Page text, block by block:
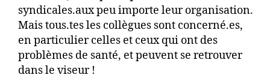
syndicales.aux peu importe leur organisation.
Mais tous.tes les collègues sont concerné.es,
en particulier celles et ceux qui ont des
problèmes de santé, et peuvent se retrouver
dans le viseur !